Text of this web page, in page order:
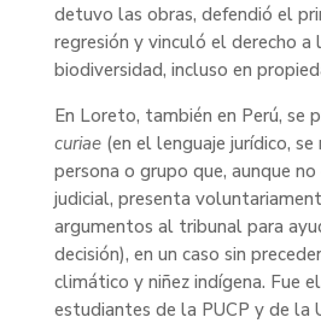
detuvo las obras, defendió el
regresión y vinculó el derecho a
biodiversidad, incluso en
En Loreto, también en Perú, se
curiae(en el lenguaje jurídico, se
persona o grupo que, aunque
judicial, presenta
argumentos al tribunal para
decisión), en un caso sin
climático y niñez indígena. Fue
estudiantes de la PUCP y de la